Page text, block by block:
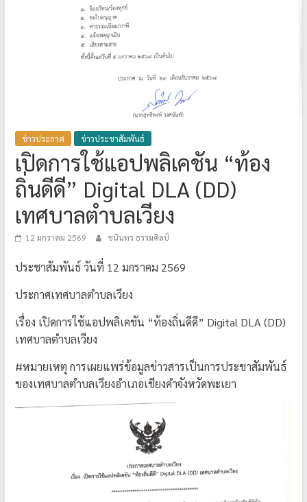
ข่าวประกาศ ข่าวประชาสัมพันธ์
เปิดการใช้แอปพลิเคชัน “ท้อง
ถิ่นดีดี” Digital DLA (DD)
เทศบาลตำบลเวียง
12 มกราคม 2569 ชนินทร ธรรมศิลป์
ประชาสัมพันธ์ วันที่ 12 มกราคม 2569
ประกาศเทศบาลตำบลเวียง
เรื่อง เปิดการใช้แอปพลิเคชัน “ท้องถิ่นดีดี” Digital DLA (DD)
เทศบาลตำบลเวียง
#หมายเหตุ การเผยแพร่ข้อมูลข่าวสารเป็นการประชาสัมพันธ์
ของเทศบาลตำบลเวียงอำเภอเชียงคำจังหวัดพะเยา